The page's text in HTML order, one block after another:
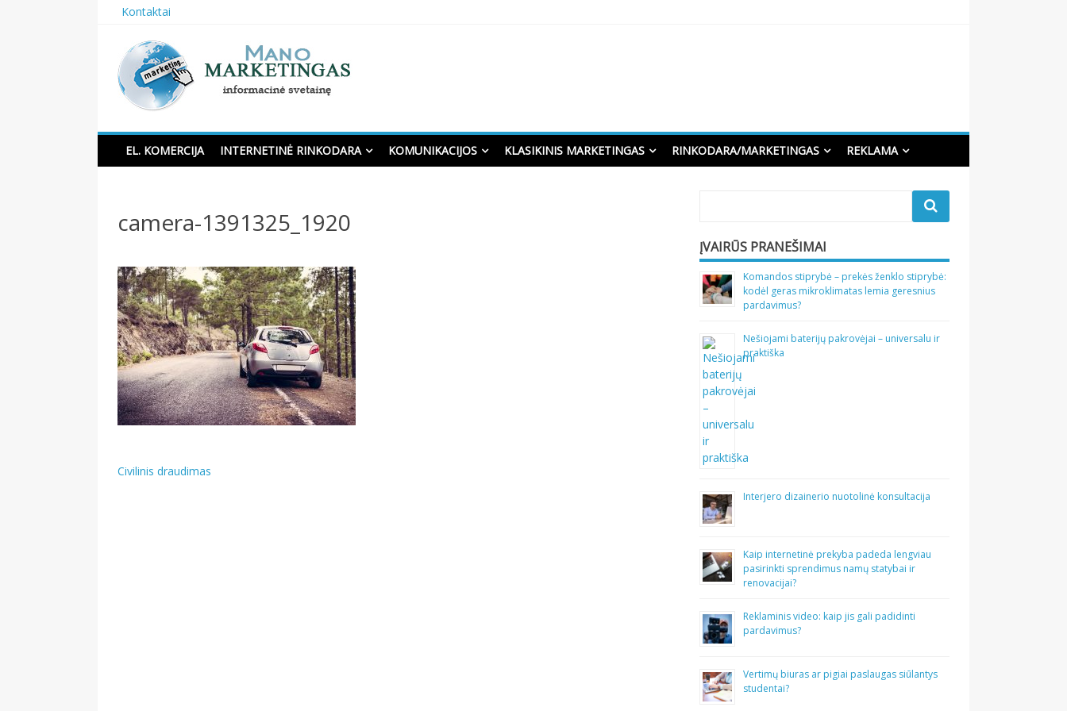
content
Kontaktai
Manomarketingas.lt
EL. KOMERCIJA INTERNETINĖ RINKODARA KOMUNIKACIJOS KLASIKINIS MARKETINGAS RINKODARA/MARKETINGAS REKLAMA
camera-1391325_1920
Navigacija
Civilinis draudimas
ĮVAIRŪS PRANEŠIMAI
Komandos stiprybė – prekės ženklo stiprybė:
kodėl geras mikroklimatas lemia geresnius
pardavimus?
Nešiojami baterijų pakrovėjai – universalu ir
praktiška
Interjero dizainerio nuotolinė konsultacija
Kaip internetinė prekyba padeda lengviau
pasirinkti sprendimus namų statybai ir
renovacijai?
Reklaminis video: kaip jis gali padidinti
pardavimus?
Vertimų biuras ar pigiai paslaugas siūlantys
studentai?